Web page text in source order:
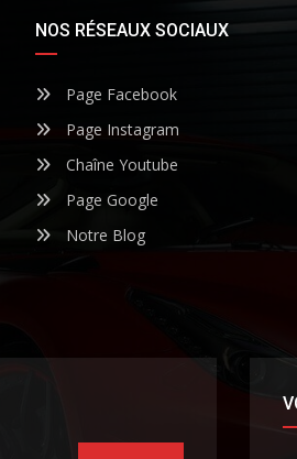
NOS RÉSEAUX SOCIAUX
Page Facebook
Page Instagram
Chaîne Youtube
Page Google
Notre Blog